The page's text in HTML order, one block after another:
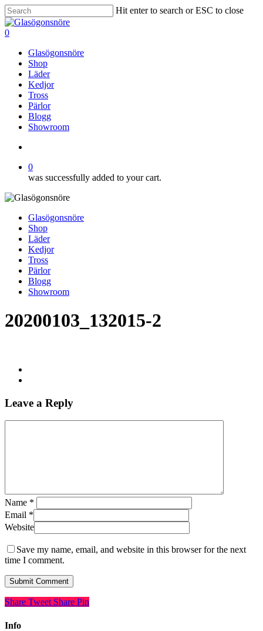
Skip
to
main
Hit enter to search or ESC to close
Close
Search
search
0
Glasögonsnöre
Shop
Läder
Kedjor
Tross
Pärlor
Blogg
Showroom
0
was successfully added to your cart.
Glasögonsnöre
Shop
Läder
Kedjor
Tross
Pärlor
Blogg
Showroom
20200103_132015-2
Leave a Reply
Name *
Email *
Website
Save my name, email, and website in this browser for the next
time I comment.
Share Tweet Share Pin
Info